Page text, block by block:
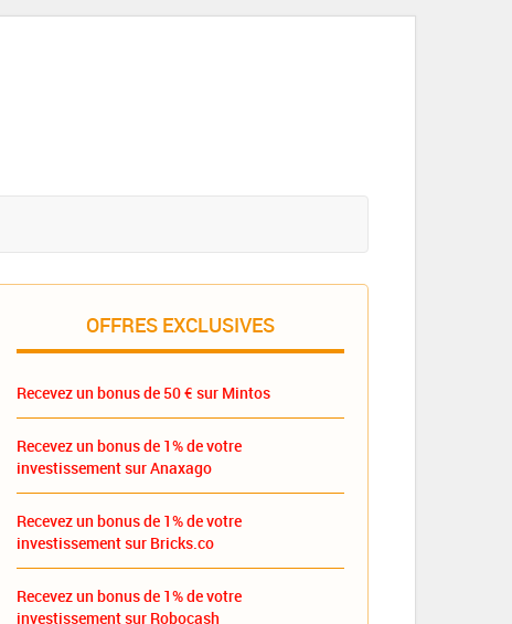
OFFRES EXCLUSIVES
Recevez un bonus de 50 € sur Mintos
Recevez un bonus de 1% de votre
investissement sur Anaxago
Recevez un bonus de 1% de votre
investissement sur Bricks.co
Recevez un bonus de 1% de votre
investissement sur Robocash